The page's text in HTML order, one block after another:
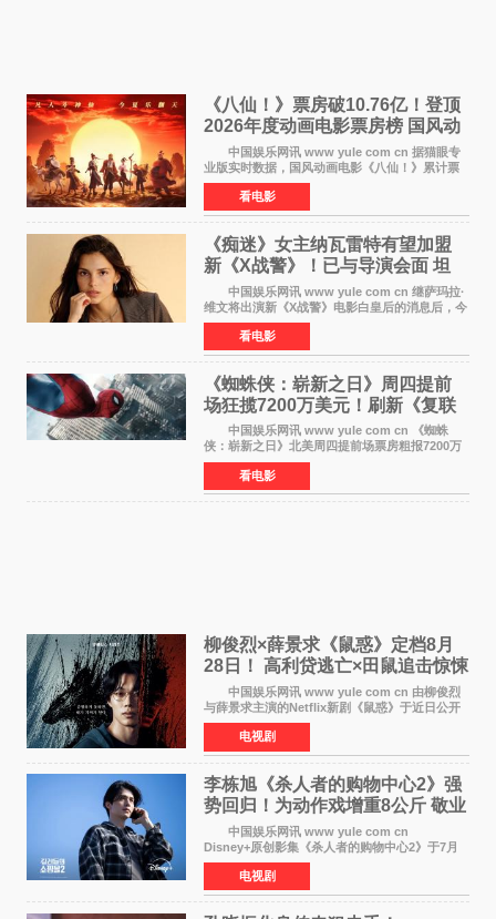
《八仙！》票房破10.76亿！登顶
2026年度动画电影票房榜 国风动
画逆袭暑期档
中国娱乐网讯 www yule com cn 据猫眼专
业版实时数据，国风动画电影《八仙！》累计票
房突破10 76亿元，超过《熊出没·年年有熊》，
暂列2026年度动画影片票房榜冠军。该片自暑期
档登陆院线以
看电影
《痴迷》女主纳瓦雷特有望加盟
新《X战警》！已与导演会面 坦
言“魔形女一直很酷”
中国娱乐网讯 www yule com cn 继萨玛拉·
维文将出演新《X战警》电影白皇后的消息后，今
年暑期档大热恐怖片《痴迷》女主角印达·纳瓦雷
特也有望加盟这部备受瞩目的漫威新作——目前
还处于有
看电影
《蜘蛛侠：崭新之日》周四提前
场狂揽7200万美元！刷新《复联
4》保持影史纪录
中国娱乐网讯 www yule com cn 《蜘蛛
侠：崭新之日》北美周四提前场票房粗报7200万
美元，创下影史单片北美提前场票房新纪录——
此前该纪录由《复仇者联盟4：终局之战》的6000
万美元保持，本
看电影
柳俊烈×薛景求《鼠惑》定档8月
28日！ 高利贷逃亡×田鼠追击惊悚
来袭
中国娱乐网讯 www yule com cn 由柳俊烈
与薛景求主演的Netflix新剧《鼠惑》于近日公开
主海报，正式定档8月28日上线。 海报中，柳
俊烈与薛景求背对背站立，各自朝向相反方向，
幽暗的色调与
电视剧
李栋旭《杀人者的购物中心2》强
势回归！为动作戏增重8公斤 敬业
获赞
中国娱乐网讯 www yule com cn
Disney+原创影集《杀人者的购物中心2》于7月
22日正式上线，由男神李栋旭主演的郑进湾以2 0
完全体强势回归。该剧第一季曾被《纽约时报》
评选为全球最佳影集之一
电视剧